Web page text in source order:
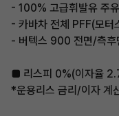
- 100% 고급휘발유 주유
- 카바차 전체 PFF(모터
- 버텍스 900 전면/측후
■ 리스피 0%(이자율
*운용리스 금리/이자 계